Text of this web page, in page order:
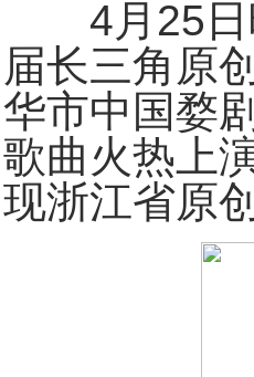
4月25日晚
届长三角原
华市中国婺
歌曲火热上
现浙江省原